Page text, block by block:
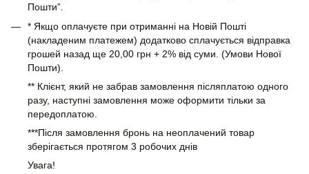
Пошти”.
* Якщо оплачуєте при отриманні на Новій Пошті
(накладеним платежем) додатково сплачується відправка
грошей назад ще 20,00 грн + 2% від суми. (Умови Нової
Пошти).
** Клієнт, який не забрав замовлення післяплатою одного
разу, наступні замовлення може оформити тільки за
передоплатою.
***Після замовлення бронь на неоплачений товар
зберігається протягом 3 робочих днів
Увага!